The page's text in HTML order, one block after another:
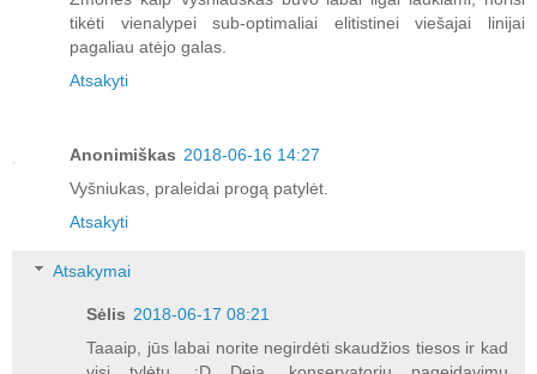
tikėti vienalypei sub-optimaliai elitistinei viešajai linijai
pagaliau atėjo galas.
Atsakyti
Anonimiškas 2018-06-16 14:27
Vyšniukas, praleidai progą patylėt.
Atsakyti
Atsakymai
Sėlis 2018-06-17 08:21
Taaaip, jūs labai norite negirdėti skaudžios tiesos ir kad